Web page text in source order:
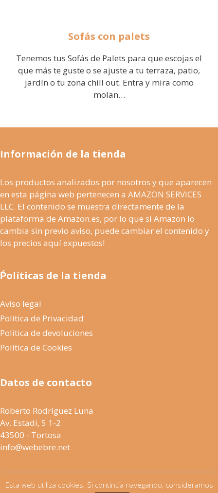
Sofás con palets
Tenemos tus Sofás de Palets para que escojas el
que más te guste o se ajuste a tu terraza, patio,
jardín o tu zona chill out. Entra y mira como
molan…
Información de la tienda
Los productos analizados por nosotros y que aparecen
en esta página web pertenecen a AMAZON SERVICES
LLC. El contenido se muestra directamente de la
plataforma de Amazon.es, por lo que si Amazon lo
cambia sin previo aviso, puede cambiar el contenido y
los precios aquí expuestos!
Ṕolíticas de la tienda
Aviso legal
Política de Privacidad
Política de devoluciones
Política de Cookies
Datos de contacto
Roberto Rodríguez Luna
Av. Estadi, 5 1-2
43500 - Tortosa
info@webebre.net
© 2026 www.depalets.es · Web desarrollada por
Esta web utiliza cookies. Si continúa navegando, consideramos